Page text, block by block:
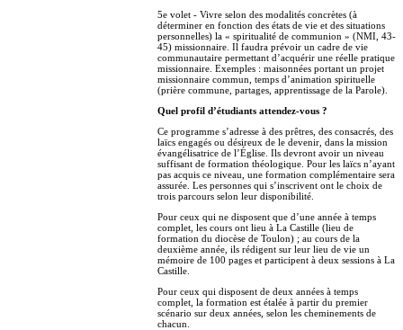
5e volet - Vivre selon des modalités concrètes (à
déterminer en fonction des états de vie et des situations
personnelles) la « spiritualité de communion » (NMI, 43-
45) missionnaire. Il faudra prévoir un cadre de vie
communautaire permettant d’acquérir une réelle pratique
missionnaire. Exemples : maisonnées portant un projet
missionnaire commun, temps d’animation spirituelle
(prière commune, partages, apprentissage de la Parole).
Quel profil d’étudiants attendez-vous ?
Ce programme s’adresse à des prêtres, des consacrés, des
laïcs engagés ou désireux de le devenir, dans la mission
évangélisatrice de l’Église. Ils devront avoir un niveau
suffisant de formation théologique. Pour les laïcs n’ayant
pas acquis ce niveau, une formation complémentaire sera
assurée. Les personnes qui s’inscrivent ont le choix de
trois parcours selon leur disponibilité.
Pour ceux qui ne disposent que d’une année à temps
complet, les cours ont lieu à La Castille (lieu de
formation du diocèse de Toulon) ; au cours de la
deuxième année, ils rédigent sur leur lieu de vie un
mémoire de 100 pages et participent à deux sessions à La
Castille.
Pour ceux qui disposent de deux années à temps
complet, la formation est étalée à partir du premier
scénario sur deux années, selon les cheminements de
chacun.